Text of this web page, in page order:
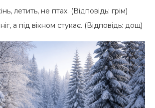
летить, не птах. (Відповідь: грім)
а під вікном стукає. (Відповідь: дощ)